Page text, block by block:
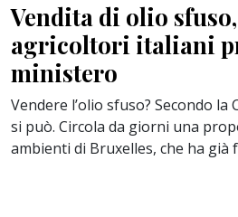
Vendita di olio
agricoltori italiani
ministero
Vendere l’olio sfuso? Secondo la
si può. Circola da giorni una
ambienti di Bruxelles, che ha già